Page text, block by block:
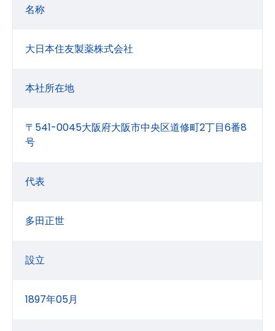
名称
大日本住友製薬株式会社
本社所在地
〒541-0045大阪府大阪市中央区道修町2丁目6番8
号
代表
多田正世
設立
1897年05月